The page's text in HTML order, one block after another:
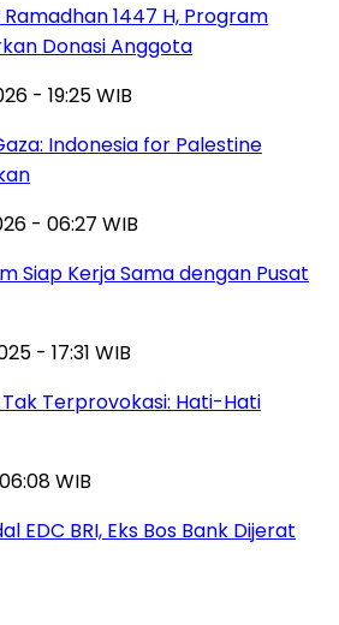
Ramadhan 1447 H, Program
Donasi Anggota
- 19:25 WIB
Indonesia for Palestine
- 06:27 WIB
Siap Kerja Sama dengan Pusat
- 17:31 WIB
Terprovokasi: Hati-Hati
WIB
EDC BRI, Eks Bos Bank Dijerat